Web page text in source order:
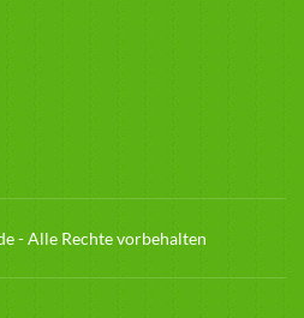
- Alle Rechte vorbehalten